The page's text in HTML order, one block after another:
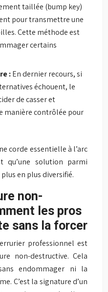
taillée (bump key)
pour transmettre une
Cette méthode est
certains
:En dernier recours, si
échouent, le
de casser et
manière contrôlée pour
corde essentielle à l’arc
qu’une solution parmi
en plus diversifié.
non-
les pros
sans la forcer
professionnel est
non-destructive. Cela
endommager ni la
C’est la signature d’un